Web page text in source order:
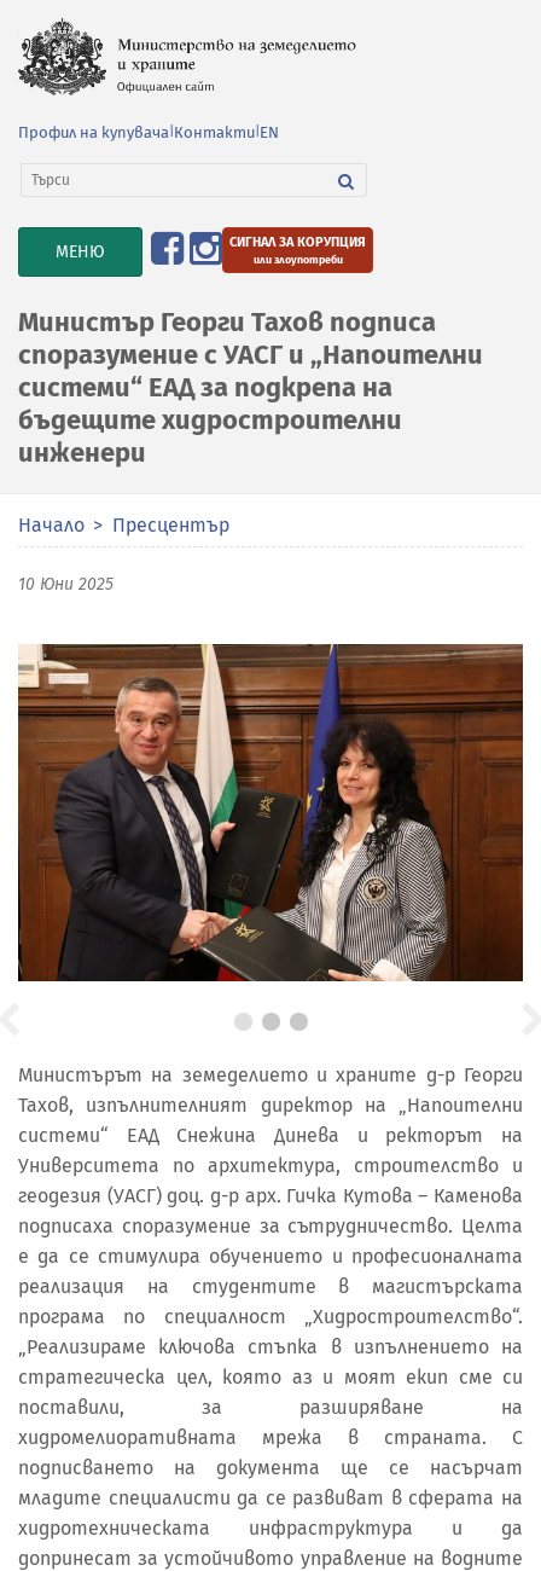
Профил на купувача Контакти EN
TOGGLE
NAVIGATION
МЕНЮ СИГНАЛ ЗА КОРУПЦИЯ
или злоупотреби
Министър Георги Тахов подписа
споразумение с УАСГ и „Напоителни
системи“ ЕАД за подкрепа на
бъдещите хидростроителни
инженери
Начало Пресцентър
10 Юни 2025
Министърът на земеделието и храните д-р Георги
Тахов, изпълнителният директор на „Напоителни
системи“ ЕАД Снежина Динева и ректорът на
Университета по архитектура, строителство и
геодезия (УАСГ) доц. д-р арх. Гичка Кутова – Каменова
подписаха споразумение за сътрудничество. Целта
е да се стимулира обучението и професионалната
реализация на студентите в магистърската
програма по специалност „Хидростроителство“.
„Реализираме ключова стъпка в изпълнението на
стратегическа цел, която аз и моят екип сме си
поставили, за разширяване на
хидромелиоративната мрежа в страната. С
подписването на документа ще се насърчат
младите специалисти да се развиват в сферата на
хидротехническата инфраструктура и да
допринесат за устойчивото управление на водните